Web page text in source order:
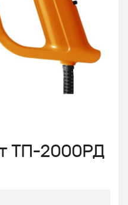
ТП-2000РД